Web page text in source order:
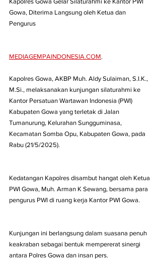
Gowa, Diterima Langsung oleh Ketua dan
Pengurus
MEDIAGEMPAINDONESIA.COM.
Kapolres Gowa, AKBP Muh. Aldy Sulaiman, S.I.K.,
M.Si., melaksanakan kunjungan silaturahmi ke
Kantor Persatuan Wartawan Indonesia (PWI)
Kabupaten Gowa yang terletak di Jalan
Tumanurung, Kelurahan Sungguminasa,
Kecamatan Somba Opu, Kabupaten Gowa, pada
Rabu (21/5/2025).
Kedatangan Kapolres disambut hangat oleh Ketua
PWI Gowa, Muh. Arman K Sewang, bersama para
pengurus PWI di ruang kerja Kantor PWI Gowa.
Kunjungan ini berlangsung dalam suasana penuh
keakraban sebagai bentuk mempererat sinergi
antara Polres Gowa dan insan pers.